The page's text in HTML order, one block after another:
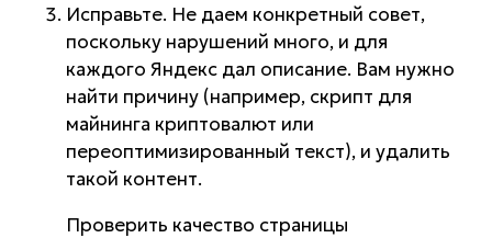
Исправьте. Не даем конкретный совет,
поскольку нарушений много, и для
каждого Яндекс дал описание. Вам нужно
найти причину (например, скрипт для
майнинга криптовалют или
переоптимизированный текст), и удалить
такой контент.
Проверить качество страницы